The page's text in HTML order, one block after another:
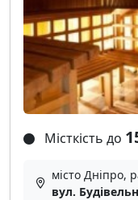
Місткість до
місто Дніпро,
вул.